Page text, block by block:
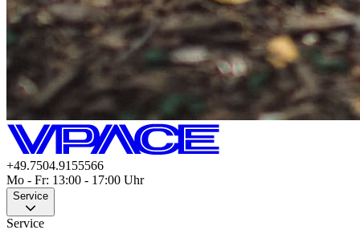
+49.7504.9155566
Mo - Fr: 13:00 - 17:00 Uhr
Service
Service